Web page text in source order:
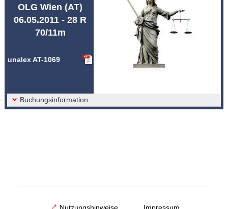
OLG Wien (AT)
06.05.2011 - 28 R
70/11m
unalex AT-1069
Buchungsinformation
Nutzungshinweise Impressum